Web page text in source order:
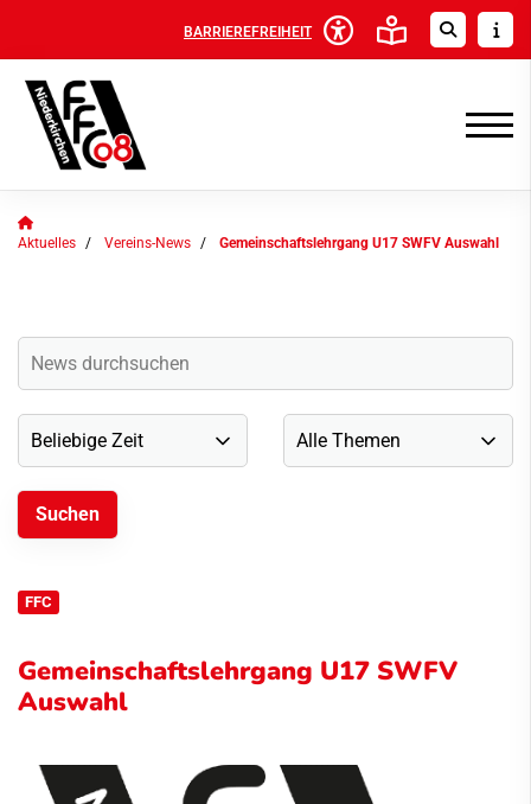
BARRIEREFREIHEIT
Aktuelles Vereins-News Gemeinschaftslehrgang U17 SWFV Auswahl
FFC
Gemeinschaftslehrgang U17 SWFV
Auswahl